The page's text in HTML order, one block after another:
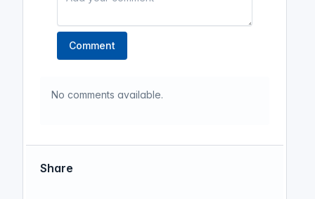
Comment
No comments available.
Share